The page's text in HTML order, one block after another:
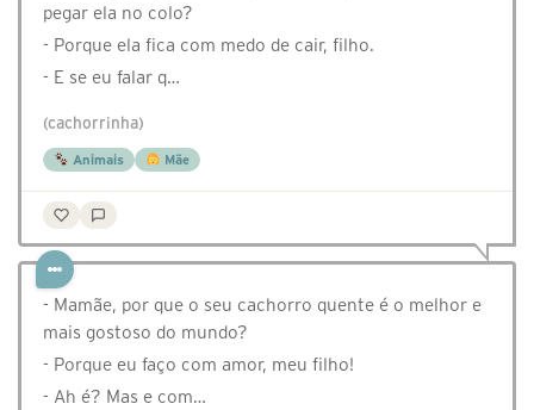
pegar ela no colo?
- Porque ela fica com medo de cair, filho.
- E se eu falar q…
(cachorrinha)
Animais Mãe
- Mamãe, por que o seu cachorro quente é o melhor e
mais gostoso do mundo?
- Porque eu faço com amor, meu filho!
- Ah é? Mas e com…